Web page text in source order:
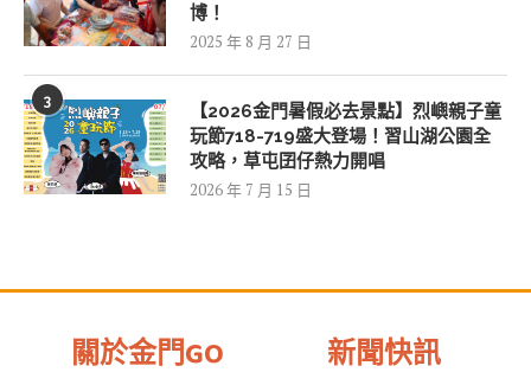
博！
2025 年 8 月 27 日
3
【2026金門暑假必去景點】烈嶼親子童
玩節718-719盛大登場！習山湖公園全
攻略，草屯囝仔熱力開唱
2026 年 7 月 15 日
關於金門GO 新聞快訊